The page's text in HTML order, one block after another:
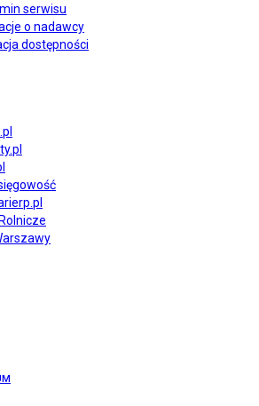
serwisu
o nadawcy
dostępności